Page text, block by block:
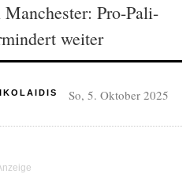
Pro-Pali-
weiter
So, 5. Oktober 2025